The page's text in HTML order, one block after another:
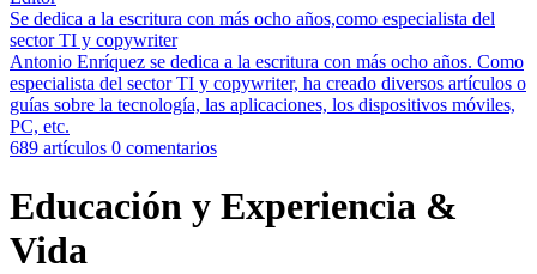
Se dedica a la escritura con más ocho años,como especialista del
sector TI y copywriter
Antonio Enríquez se dedica a la escritura con más ocho años. Como
especialista del sector TI y copywriter, ha creado diversos artículos o
guías sobre la tecnología, las aplicaciones, los dispositivos móviles,
PC, etc.
689 artículos 0 comentarios
Educación y Experiencia &
Vida